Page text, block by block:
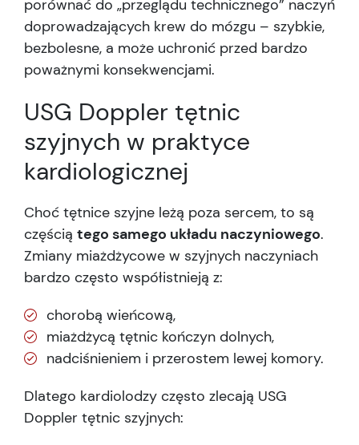
porównać do „przeglądu technicznego” naczyń
doprowadzających krew do mózgu – szybkie,
bezbolesne, a może uchronić przed bardzo
poważnymi konsekwencjami.
USG Doppler tętnic
szyjnych w praktyce
kardiologicznej
Choć tętnice szyjne leżą poza sercem, to są
częścią tego samego układu naczyniowego.
Zmiany miażdżycowe w szyjnych naczyniach
bardzo często współistnieją z:
chorobą wieńcową,
miażdżycą tętnic kończyn dolnych,
nadciśnieniem i przerostem lewej komory.
Dlatego kardiolodzy często zlecają USG
Doppler tętnic szyjnych: